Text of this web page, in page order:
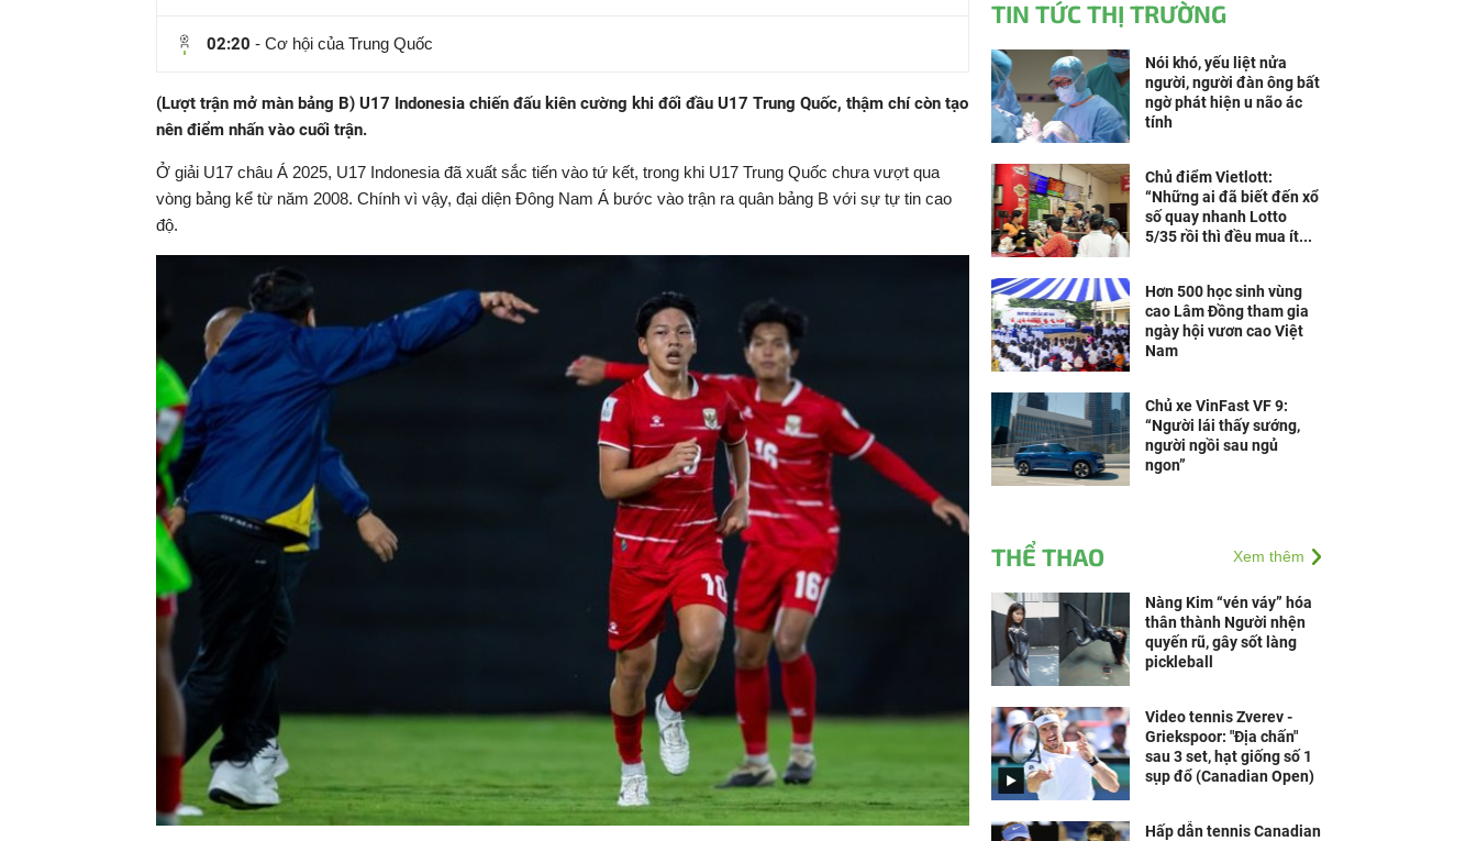
02:20 - Cơ hội của Trung Quốc
(Lượt trận mở màn bảng B) U17 Indonesia chiến đấu kiên cường khi đối đầu U17 Trung Quốc, thậm chí còn tạo
nên điểm nhấn vào cuối trận.
Ở giải U17 châu Á 2025, U17 Indonesia đã xuất sắc tiến vào tứ kết, trong khi U17 Trung Quốc chưa vượt qua
vòng bảng kể từ năm 2008. Chính vì vậy, đại diện Đông Nam Á bước vào trận ra quân bảng B với sự tự tin cao
độ.
TIN TỨC THỊ TRƯỜNG
Nói khó, yếu liệt nửa
người, người đàn ông bất
ngờ phát hiện u não ác
tính
Chủ điểm Vietlott:
“Những ai đã biết đến xổ
số quay nhanh Lotto
5/35 rồi thì đều mua ít...
Hơn 500 học sinh vùng
cao Lâm Đồng tham gia
ngày hội vươn cao Việt
Nam
Chủ xe VinFast VF 9:
“Người lái thấy sướng,
người ngồi sau ngủ
ngon”
THỂ THAO Xem thêm
Nàng Kim “vén váy” hóa
thân thành Người nhện
quyến rũ, gây sốt làng
pickleball
Video tennis Zverev -
Griekspoor: "Địa chấn"
sau 3 set, hạt giống số 1
sụp đổ (Canadian Open)
Hấp dẫn tennis Canadian